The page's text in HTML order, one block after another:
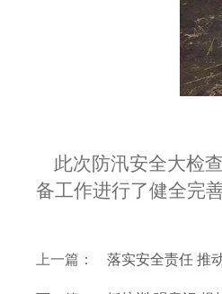
此次防汛安全大检
备工作进行了健全完
上一篇： 落实安全责任 推